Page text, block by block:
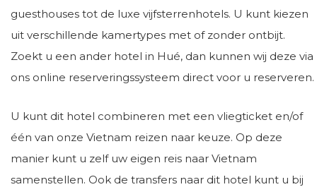
guesthouses tot de luxe vijfsterrenhotels. U kunt kiezen
uit verschillende kamertypes met of zonder ontbijt.
Zoekt u een ander hotel in Hué, dan kunnen wij deze via
ons online reserveringssysteem direct voor u reserveren.
U kunt dit hotel combineren met een vliegticket en/of
één van onze Vietnam reizen naar keuze. Op deze
manier kunt u zelf uw eigen reis naar Vietnam
samenstellen. Ook de transfers naar dit hotel kunt u bij